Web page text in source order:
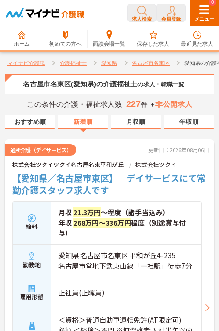
求人検索 会員登録 メニュー
ホーム 初めての方へ 面談会場一覧
0
保存した求人
0
最近見た求人
マイナビ介護職 介護福祉士 愛知県 名古屋市名東区 愛知県の介護
名古屋市名東区(愛知県)の介護福祉士の求人・転職一覧
この条件の介護・福祉求人数 227件 ＋非公開求人
おすすめ順 新着順 月収順 年収順
通所介護（デイサービス） 更新日：2026年08月06日
株式会社ツクイツクイ名古屋名東平和が丘 株式会社ツクイ
【愛知県／名古屋市東区】 デイサービスにて常
勤介護スタッフ求人です
給料
月収 21.3万円～程度（諸手当込み）
年収 268万円～336万円程度（別途賞与付
与）
勤務地
愛知県 名古屋市名東区 平和が丘4-235
名古屋市営地下鉄東山線「一社駅」徒歩7分
雇用形態 正社員(正職員)
＜資格＞普通自動車運転免許(AT限定可)